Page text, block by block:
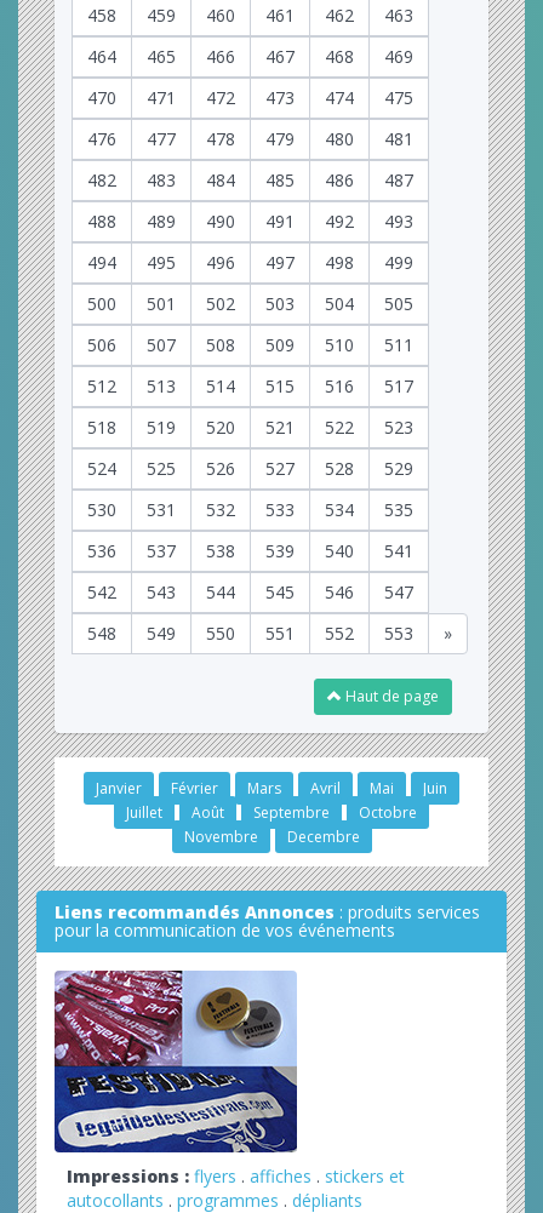
458 459 460 461 462
463
464
465 466 467 468
469
470
471 472 473 474
475
476
477 478 479 480
481
482
483 484 485 486
487
488
489 490 491 492
493
494
495 496 497 498
499
500
501 502 503 504
505
506
507 508 509 510
511
512
513 514 515 516
517
518
519 520 521 522
523
524
525 526 527 528
529
530
531 532 533 534
535
536
537 538 539 540
541
542
543 544 545 546
547
548
549 550 551 552 553 »
Haut de page
Janvier Février Mars Avril Mai
Juin
Juillet
Août Septembre
Octobre
Novembre
Decembre
Liens recommandés Annonces : produits services
pour la communication de vos événements
Impressions : flyers . affiches . stickers et
autocollants . programmes . dépliants